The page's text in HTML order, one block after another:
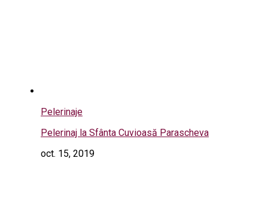
Pelerinaje
Pelerinaj la Sfânta Cuvioasă Parascheva
oct. 15, 2019